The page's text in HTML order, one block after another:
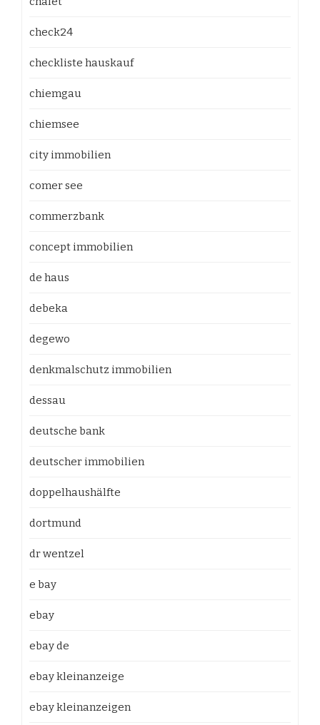
check24
checkliste hauskauf
chiemgau
chiemsee
city immobilien
comer see
commerzbank
concept immobilien
de haus
debeka
degewo
denkmalschutz immobilien
dessau
deutsche bank
deutscher immobilien
doppelhaushälfte
dortmund
dr wentzel
e bay
ebay
ebay de
ebay kleinanzeige
ebay kleinanzeigen